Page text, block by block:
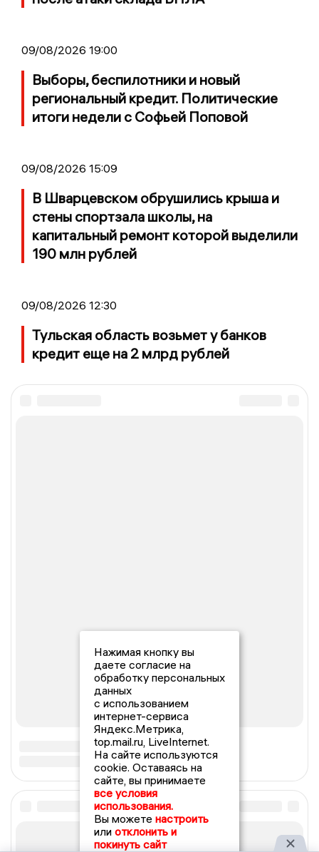
09/08/2026 19:00
Выборы, беспилотники и новый
региональный кредит. Политические
итоги недели с Софьей Поповой
09/08/2026 15:09
В Шварцевском обрушились крыша и
стены спортзала школы, на
капитальный ремонт которой выделили
190 млн рублей
09/08/2026 12:30
Тульская область возьмет у банков
кредит еще на 2 млрд рублей
Нажимая кнопку вы
даете согласие на
обработку персональных
данных
с использованием
интернет-сервиса
Яндекс.Метрика,
top.mail.ru, LiveInternet.
На сайте используются
cookie. Оставаясь на
сайте, вы принимаете
все условия
использования.
Вы можете настроить
или отклонить и
покинуть сайт